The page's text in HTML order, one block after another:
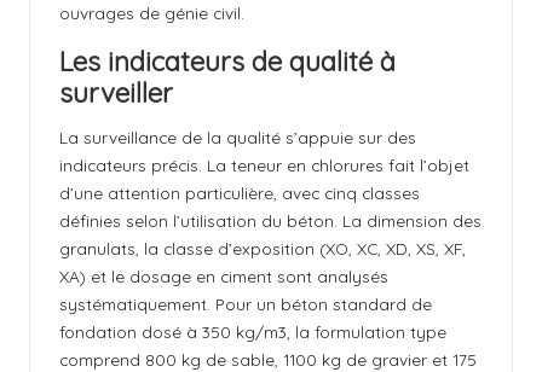
ouvrages de génie civil.
Les indicateurs de qualité à
surveiller
La surveillance de la qualité s’appuie sur des
indicateurs précis. La teneur en chlorures fait l’objet
d’une attention particulière, avec cinq classes
définies selon l’utilisation du béton. La dimension des
granulats, la classe d’exposition (XO, XC, XD, XS, XF,
XA) et le dosage en ciment sont analysés
systématiquement. Pour un béton standard de
fondation dosé à 350 kg/m3, la formulation type
comprend 800 kg de sable, 1100 kg de gravier et 175